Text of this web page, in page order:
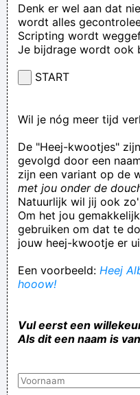
Denk er wel aan dat
wordt alles
Scripting wordt
Je bijdrage wordt ook
START
Wil je nóg meer tijd
De "Heej-kwootjes"
gevolgd door een
zijn een variant op de
met jou onder de
Natuurlijk wil jij ook
Om het jou
gebruiken om dat te
jouw heej-kwootje er
Een voorbeeld: Heej
hooow!
Vul eerst een
Als dit een naam is